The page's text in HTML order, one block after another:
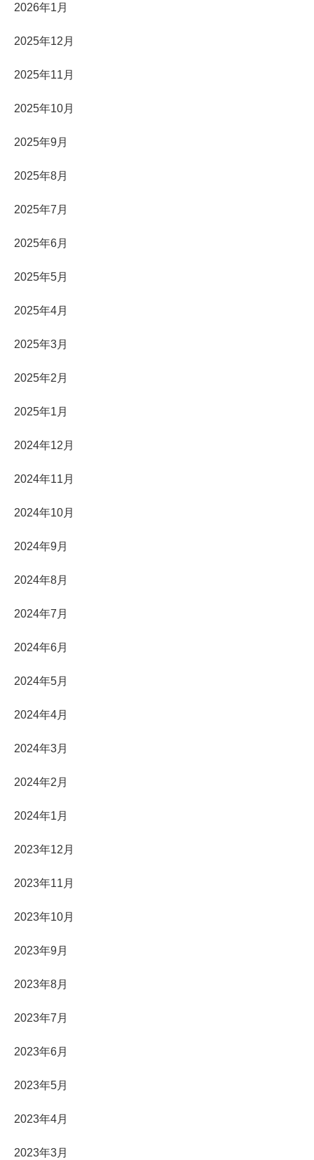
2026年1月
2025年12月
2025年11月
2025年10月
2025年9月
2025年8月
2025年7月
2025年6月
2025年5月
2025年4月
2025年3月
2025年2月
2025年1月
2024年12月
2024年11月
2024年10月
2024年9月
2024年8月
2024年7月
2024年6月
2024年5月
2024年4月
2024年3月
2024年2月
2024年1月
2023年12月
2023年11月
2023年10月
2023年9月
2023年8月
2023年7月
2023年6月
2023年5月
2023年4月
2023年3月